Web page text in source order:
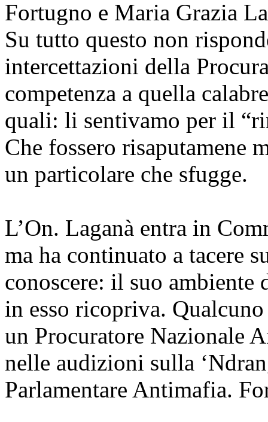
Fortugno e Maria Grazia
Su tutto questo non
intercettazioni della
competenza a quella
quali: li sentivamo per il
Che fossero risaputamene
un particolare che sfugge.
L’On. Laganà entra in
ma ha continuato a tacere
conoscere: il suo ambiente
in esso ricopriva.
un Procuratore Nazionale
nelle audizioni sulla
Parlamentare Antimafia.